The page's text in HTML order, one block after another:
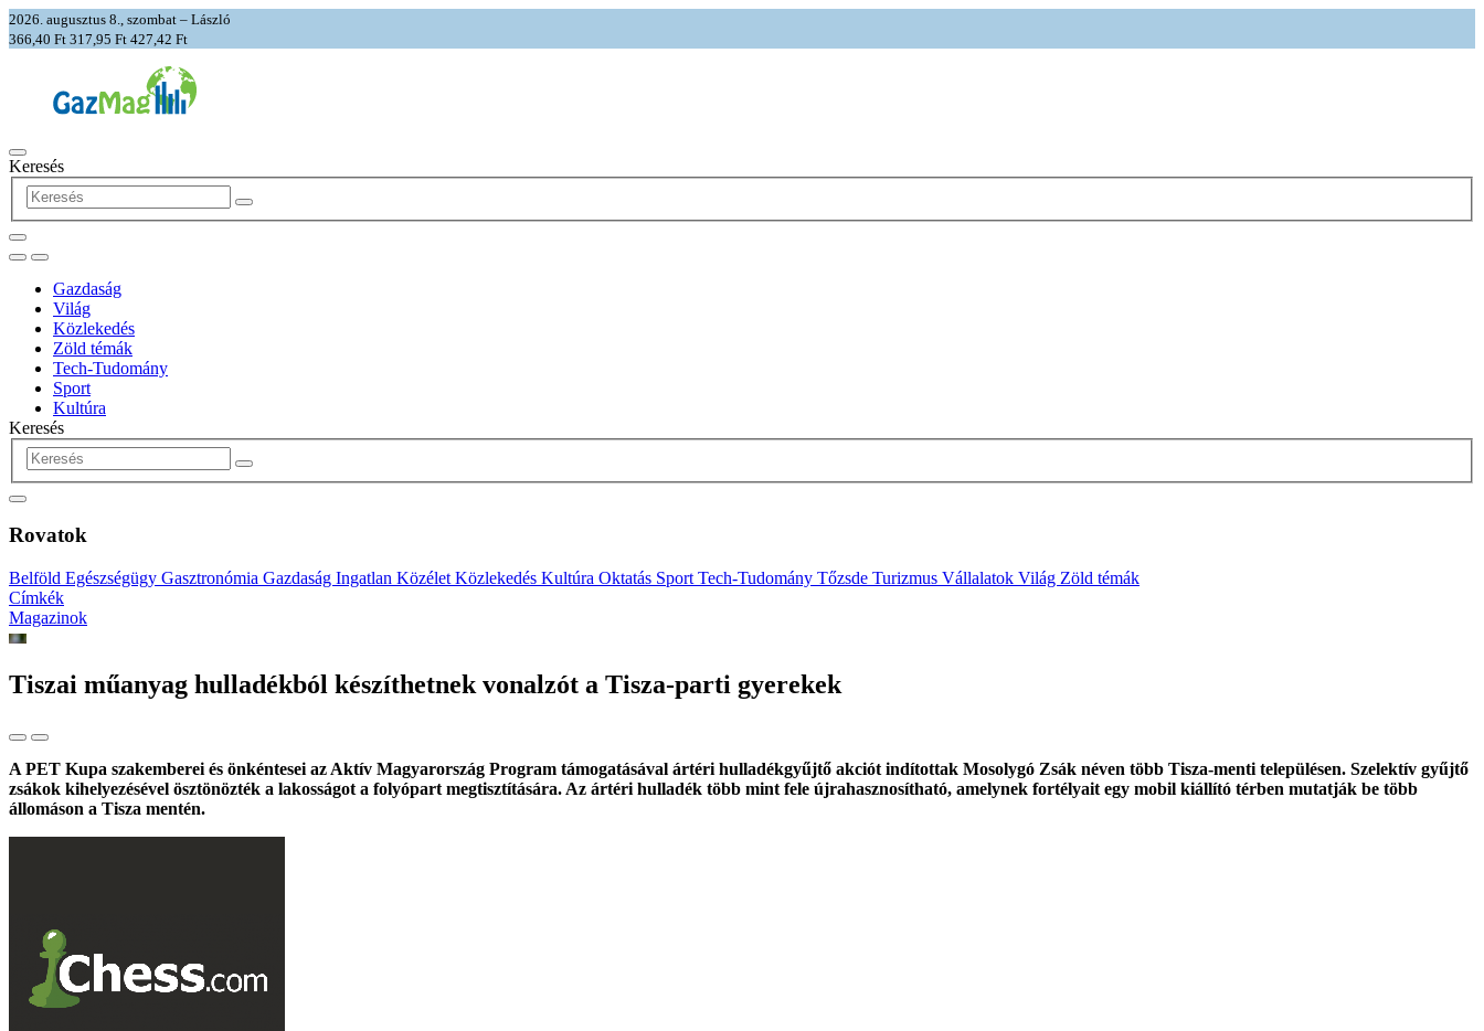
2026. augusztus 8., szombat – László
366,40 Ft 317,95 Ft 427,42 Ft
Keresés
Gazdaság
Világ
Közlekedés
Zöld témák
Tech-Tudomány
Sport
Kultúra
Keresés
Rovatok
Belföld Egészségügy Gasztronómia Gazdaság Ingatlan Közélet Közlekedés Kultúra Oktatás Sport Tech-Tudomány Tőzsde Turizmus Vállalatok Világ Zöld témák
Címkék
Magazinok
Tiszai műanyag hulladékból készíthetnek vonalzót a Tisza-parti gyerekek
A PET Kupa szakemberei és önkéntesei az Aktív Magyarország Program támogatásával ártéri hulladékgyűjtő akciót indítottak Mosolygó Zsák néven több Tisza-menti településen. Szelektív gyűjtő
zsákok kihelyezésével ösztönözték a lakosságot a folyópart megtisztítására. Az ártéri hulladék több mint fele újrahasznosítható, amelynek fortélyait egy mobil kiállító térben mutatják be több
állomáson a Tisza mentén.